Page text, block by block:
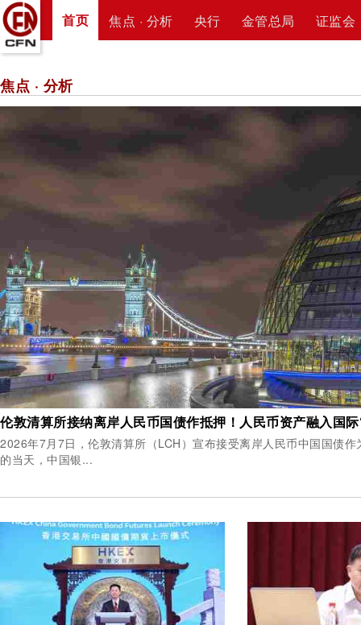
首页 焦点 · 分析 央行 金管总局 证监会
焦点 · 分析
伦敦清算所接纳离岸人民币国债作抵押！人民币资产融入国
2026年7月7日，伦敦清算所（LCH）宣布接受离岸人民币中国国债作为合格
的当天，中国银...